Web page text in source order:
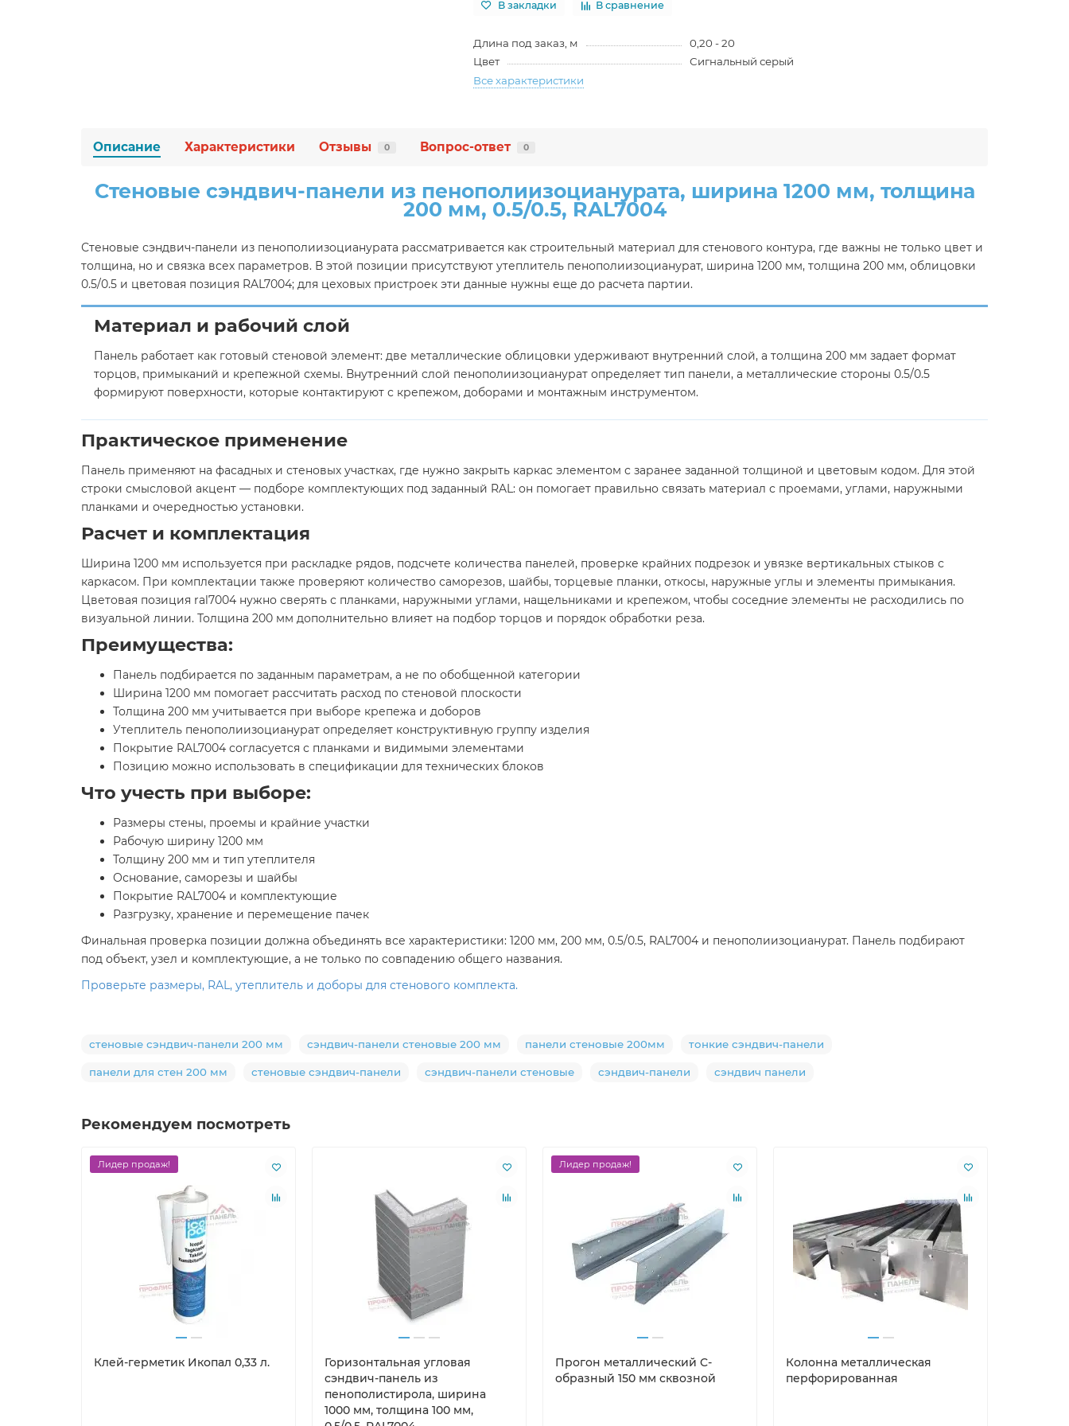
В закладки В сравнение
Длина под заказ, м
0,20 - 20
Цвет
Сигнальный серый
Все характеристики
Описание Характеристики Отзывы 0 Вопрос-ответ 0
Стеновые сэндвич-панели из пенополиизоцианурата, ширина 1200 мм, толщина
200 мм, 0.5/0.5, RAL7004
Стеновые сэндвич-панели из пенополиизоцианурата рассматривается как строительный материал для стенового контура, где важны не только цвет и
толщина, но и связка всех параметров. В этой позиции присутствуют утеплитель пенополиизоцианурат, ширина 1200 мм, толщина 200 мм, облицовки
0.5/0.5 и цветовая позиция RAL7004; для цеховых пристроек эти данные нужны еще до расчета партии.
Материал и рабочий слой
Панель работает как готовый стеновой элемент: две металлические облицовки удерживают внутренний слой, а толщина 200 мм задает формат
торцов, примыканий и крепежной схемы. Внутренний слой пенополиизоцианурат определяет тип панели, а металлические стороны 0.5/0.5
формируют поверхности, которые контактируют с крепежом, доборами и монтажным инструментом.
Практическое применение
Панель применяют на фасадных и стеновых участках, где нужно закрыть каркас элементом с заранее заданной толщиной и цветовым кодом. Для этой
строки смысловой акцент — подборе комплектующих под заданный RAL: он помогает правильно связать материал с проемами, углами, наружными
планками и очередностью установки.
Расчет и комплектация
Ширина 1200 мм используется при раскладке рядов, подсчете количества панелей, проверке крайних подрезок и увязке вертикальных стыков с
каркасом. При комплектации также проверяют количество саморезов, шайбы, торцевые планки, откосы, наружные углы и элементы примыкания.
Цветовая позиция ral7004 нужно сверять с планками, наружными углами, нащельниками и крепежом, чтобы соседние элементы не расходились по
визуальной линии. Толщина 200 мм дополнительно влияет на подбор торцов и порядок обработки реза.
Преимущества:
Панель подбирается по заданным параметрам, а не по обобщенной категории
Ширина 1200 мм помогает рассчитать расход по стеновой плоскости
Толщина 200 мм учитывается при выборе крепежа и доборов
Утеплитель пенополиизоцианурат определяет конструктивную группу изделия
Покрытие RAL7004 согласуется с планками и видимыми элементами
Позицию можно использовать в спецификации для технических блоков
Что учесть при выборе:
Размеры стены, проемы и крайние участки
Рабочую ширину 1200 мм
Толщину 200 мм и тип утеплителя
Основание, саморезы и шайбы
Покрытие RAL7004 и комплектующие
Разгрузку, хранение и перемещение пачек
Финальная проверка позиции должна объединять все характеристики: 1200 мм, 200 мм, 0.5/0.5, RAL7004 и пенополиизоцианурат. Панель подбирают
под объект, узел и комплектующие, а не только по совпадению общего названия.
Проверьте размеры, RAL, утеплитель и доборы для стенового комплекта.
стеновые сэндвич-панели 200 мм сэндвич-панели стеновые 200 мм панели стеновые 200мм тонкие сэндвич-панели
панели для стен 200 мм стеновые сэндвич-панели сэндвич-панели стеновые сэндвич-панели сэндвич панели
Рекомендуем посмотреть
Лидер продаж!
Клей-герметик Икопал 0,33 л.
Горизонтальная угловая
сэндвич-панель из
пенополистирола, ширина
1000 мм, толщина 100 мм,
Лидер продаж!
Прогон металлический C-
образный 150 мм сквозной
Колонна металлическая
перфорированная